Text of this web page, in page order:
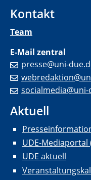
Kontakt
Team
E-Mail zentral
presse@uni-
Aktuell
UDE-Mediaportal
UDE aktuell